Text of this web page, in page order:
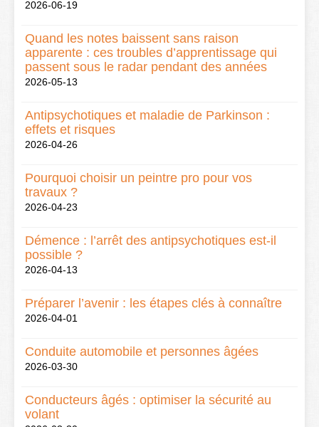
2026-06-19
Quand les notes baissent sans raison
apparente : ces troubles d’apprentissage qui
passent sous le radar pendant des années
2026-05-13
Antipsychotiques et maladie de Parkinson :
effets et risques
2026-04-26
Pourquoi choisir un peintre pro pour vos
travaux ?
2026-04-23
Démence : l’arrêt des antipsychotiques est-il
possible ?
2026-04-13
Préparer l’avenir : les étapes clés à connaître
2026-04-01
Conduite automobile et personnes âgées
2026-03-30
Conducteurs âgés : optimiser la sécurité au
volant